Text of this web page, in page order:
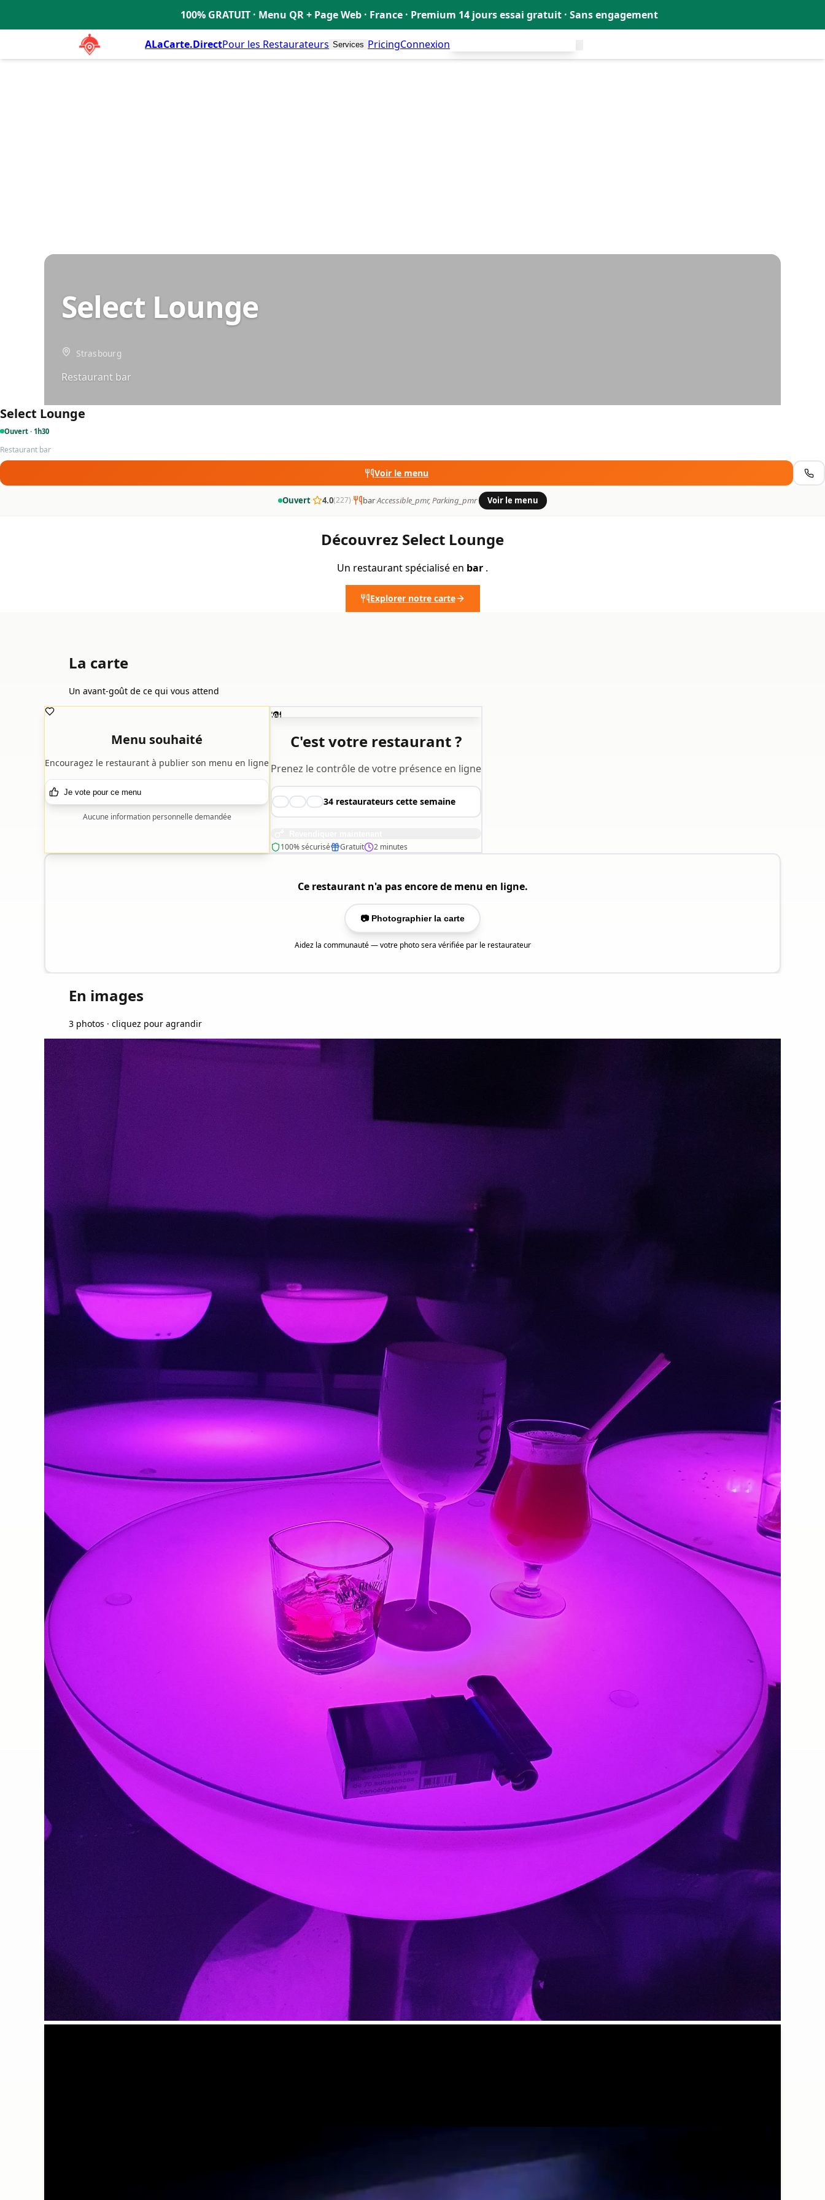
100% GRATUIT · Menu QR + Page Web · France · Premium 14 jours essai gratuit · Sans engagement
ALaCarte.DirectPour les Restaurateurs Services PricingConnexion
Select Lounge
Strasbourg
Restaurant bar
Select Lounge
Ouvert · 1h30
Restaurant bar
Voir le menu
Ouvert· 4.0(227)· bar·Accessible_pmr, Parking_pmr· Voir le menu
Découvrez Select Lounge
Un restaurant spécialisé en bar .
Explorer notre carte
La carte
Un avant-goût de ce qui vous attend
Menu souhaité
Encouragez le restaurant à publier son menu en ligne
Je vote pour ce menu
Aucune information personnelle demandée
🍽️
C'est votre restaurant ?
Prenez le contrôle de votre présence en ligne
👨‍🍳 👩‍🍳 🧑‍🍳34 restaurateurs cette semaine
100% sécurisé Gratuit 2 minutes
Ce restaurant n'a pas encore de menu en ligne.
📷 Photographier la carte
Aidez la communauté — votre photo sera vérifiée par le restaurateur
En images
3 photos · cliquez pour agrandir